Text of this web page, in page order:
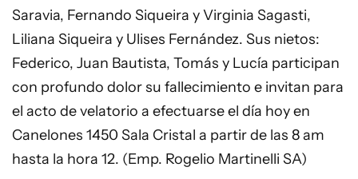
Saravia, Fernando Siqueira y Virginia Sagasti,
Liliana Siqueira y Ulises Fernández. Sus nietos:
Federico, Juan Bautista, Tomás y Lucía participan
con profundo dolor su fallecimiento e invitan para
el acto de velatorio a efectuarse el día hoy en
Canelones 1450 Sala Cristal a partir de las 8 am
hasta la hora 12. (Emp. Rogelio Martinelli SA)